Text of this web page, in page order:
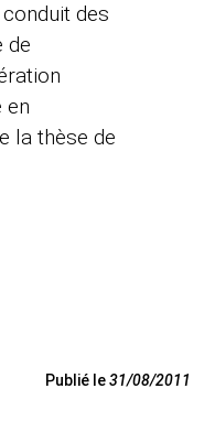
des
de
en
la thèse de
Publié le31/08/2011